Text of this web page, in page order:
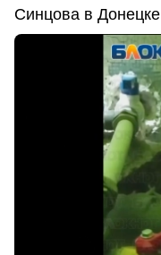
Синцова в Донецке